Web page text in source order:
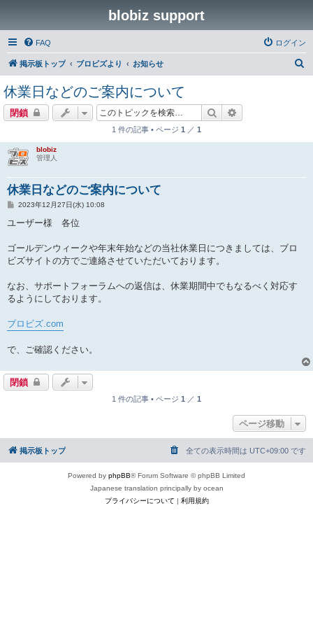
blobiz support
FAQ ログイン
掲示板トップ ブロビズより お知らせ
休業日などのご案内について
閉鎖 検索
1 件の記事 • ページ 1 ／ 1
blobiz
管理人
休業日などのご案内について
投
記
2023年12月27日(水) 10:08
ユーザー様 各位
ゴールデンウィークや年末年始などの当社休業日につきましては、ブロ
ビズサイトの方でご連絡させていただいております。
なお、サポートフォーラムへの返信は、休業期間中でもなるべく対応す
るようにしております。
ブロビズ.com
で、ご確認ください。
閉鎖
1 件の記事 • ページ 1 ／ 1
ページ移動
掲示板トップ 全ての表示時間は UTC+09:00 です
Powered by phpBB® Forum Software © phpBB Limited
Japanese translation principally by ocean
プライバシーについて | 利用規約